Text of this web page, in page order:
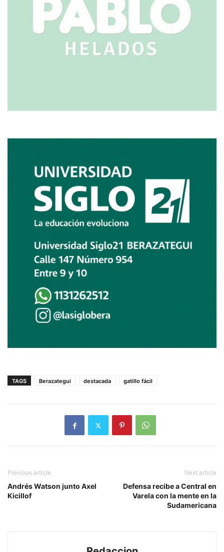
TAGS Berazategui destacada gatillo fácil
Previous article
Andrés Watson junto Axel
Kicillof
Next article
Defensa recibe a Central en
Varela con la mente en la
Sudamericana